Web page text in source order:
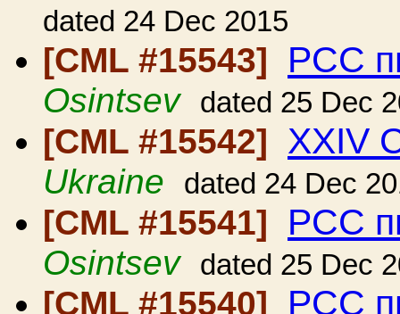
dated 24 Dec 2015
[CML #15543] РСС
Osintsev dated 25 Dec
[CML #15542] XXIV
Ukraine dated 24 Dec
[CML #15541] РСС
Osintsev dated 25 Dec
[CML #15540] РСС